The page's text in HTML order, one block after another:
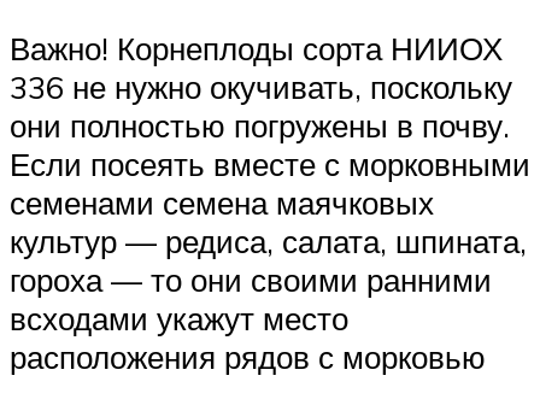
Важно! Корнеплоды сорта НИИОХ
336 не нужно окучивать, поскольку
они полностью погружены в почву.
Если посеять вместе с морковными
семенами семена маячковых
культур — редиса, салата, шпината,
гороха — то они своими ранними
всходами укажут место
расположения рядов с морковью